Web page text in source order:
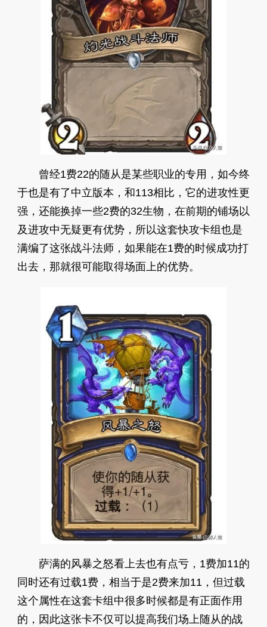
曾经1费22的随从是某些职业的专用，如今终
于也是有了中立版本，和113相比，它的进攻性更
强，还能换掉一些2费的32生物，在前期的铺场以
及进攻中无疑更有优势，所以这套快攻卡组也是
满编了这张战斗法师，如果能在1费的时候成功打
出去，那就很可能取得场面上的优势。
萨满的风暴之怒看上去也有点亏，1费加11的
同时还有过载1费，相当于是2费来加11，但过载
这个属性在这套卡组中很多时候都是有正面作用
的，因此这张卡不仅可以提高我们场上随从的战